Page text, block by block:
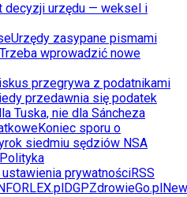
decyzji urzędu — weksel i
Urzędy zasypane pismami
wprowadzić nowe
przegrywa z podatnikami
przedawnia się podatek
Tuska, nie dla Sáncheza
Koniec sporu o
siedmiu sędziów NSA
Polityka
prywatnościRSS
INFORLEX.pl DGPZdrowieGo.pl